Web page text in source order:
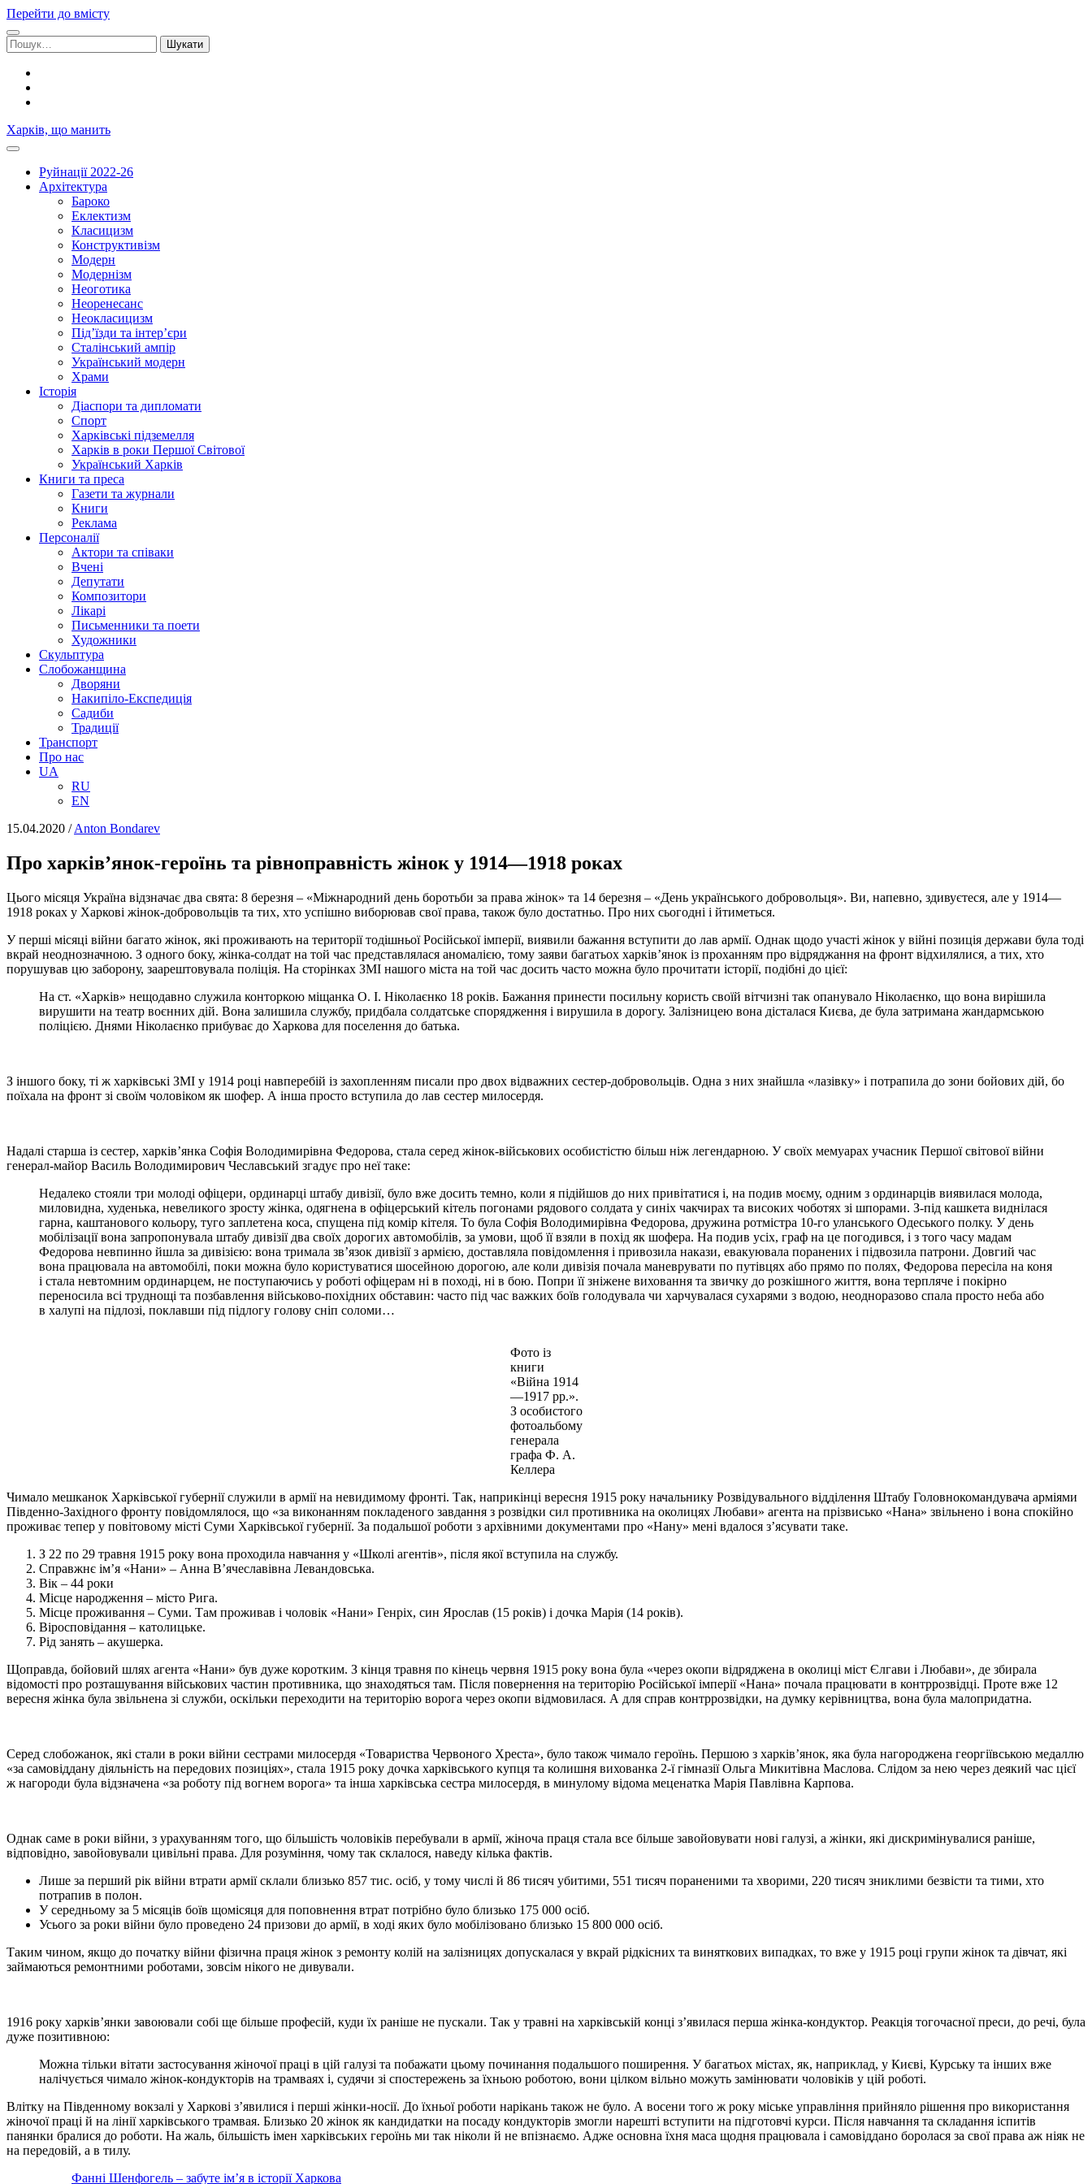
Перейти до вмісту
Шукати:
Харків, що манить
Руйнації 2022-26
Архітектура
Бароко
Еклектизм
Класицизм
Конструктивізм
Модерн
Модернізм
Неоготика
Неоренесанс
Неокласицизм
Під’їзди та інтер’єри
Сталінський ампір
Український модерн
Храми
Історія
Діаспори та дипломати
Спорт
Харківські підземелля
Харків в роки Першої Світової
Український Харків
Книги та преса
Газети та журнали
Книги
Реклама
Персоналії
Актори та співаки
Вчені
Депутати
Композитори
Лікарі
Письменники та поети
Художники
Скульптура
Слобожанщина
Дворяни
Накипіло-Експедиція
Садиби
Традиції
Транспорт
Про нас
UA
RU
EN
15.04.2020 /Anton Bondarev
Про харків’янок-героїнь та рівноправність жінок у 1914—1918 роках
Цього місяця Україна відзначає два свята: 8 березня – «Міжнародний день боротьби за права жінок» та 14 березня – «День українського добровольця». Ви, напевно, здивуєтеся, але у 1914—
1918 роках у Харкові жінок-добровольців та тих, хто успішно виборював свої права, також було достатньо. Про них сьогодні і йтиметься.
У перші місяці війни багато жінок, які проживають на території тодішньої Російської імперії, виявили бажання вступити до лав армії. Однак щодо участі жінок у війні позиція держави була тоді
вкрай неоднозначною. З одного боку, жінка-солдат на той час представлялася аномалією, тому заяви багатьох харків’янок із проханням про відряджання на фронт відхилялися, а тих, хто
порушував цю заборону, заарештовувала поліція. На сторінках ЗМІ нашого міста на той час досить часто можна було прочитати історії, подібні до цієї:
На ст. «Харків» нещодавно служила конторкою міщанка О. І. Ніколаєнко 18 років. Бажання принести посильну користь своїй вітчизні так опанувало Ніколаєнко, що вона вирішила
вирушити на театр воєнних дій. Вона залишила службу, придбала солдатське спорядження і вирушила в дорогу. Залізницею вона дісталася Києва, де була затримана жандармською
поліцією. Днями Ніколаєнко прибуває до Харкова для поселення до батька.
З іншого боку, ті ж харківські ЗМІ у 1914 році навперебій із захопленням писали про двох відважних сестер-добровольців. Одна з них знайшла «лазівку» і потрапила до зони бойових дій, бо
поїхала на фронт зі своїм чоловіком як шофер. А інша просто вступила до лав сестер милосердя.
Надалі старша із сестер, харків’янка Софія Володимирівна Федорова, стала серед жінок-військових особистістю більш ніж легендарною. У своїх мемуарах учасник Першої світової війни
генерал-майор Василь Володимирович Чеславський згадує про неї таке:
Недалеко стояли три молоді офіцери, ординарці штабу дивізії, було вже досить темно, коли я підійшов до них привітатися і, на подив моєму, одним з ординарців виявилася молода,
миловидна, худенька, невеликого зросту жінка, одягнена в офіцерський кітель погонами рядового солдата у синіх чакчирах та високих чоботях зі шпорами. З-під кашкета виднілася
гарна, каштанового кольору, туго заплетена коса, спущена під комір кітеля. То була Софія Володимирівна Федорова, дружина ротмістра 10-го уланського Одеського полку. У день
мобілізації вона запропонувала штабу дивізії два своїх дорогих автомобілів, за умови, щоб її взяли в похід як шофера. На подив усіх, граф на це погодився, і з того часу мадам
Федорова невпинно йшла за дивізією: вона тримала зв’язок дивізії з армією, доставляла повідомлення і привозила накази, евакуювала поранених і підвозила патрони. Довгий час
вона працювала на автомобілі, поки можна було користуватися шосейною дорогою, але коли дивізія почала маневрувати по путівцях або прямо по полях, Федорова пересіла на коня
і стала невтомним ординарцем, не поступаючись у роботі офіцерам ні в поході, ні в бою. Попри її зніжене виховання та звичку до розкішного життя, вона терпляче і покірно
переносила всі труднощі та позбавлення військово-похідних обставин: часто під час важких боїв голодувала чи харчувалася сухарями з водою, неодноразово спала просто неба або
в халупі на підлозі, поклавши під підлогу голову сніп соломи…
Фото із
книги
«Війна 1914
—1917 рр.».
З особистого
фотоальбому
генерала
графа Ф. А.
Келлера
Чимало мешканок Харківської губернії служили в армії на невидимому фронті. Так, наприкінці вересня 1915 року начальнику Розвідувального відділення Штабу Головнокомандувача арміями
Південно-Західного фронту повідомлялося, що «за виконанням покладеного завдання з розвідки сил противника на околицях Любави» агента на прізвисько «Нана» звільнено і вона спокійно
проживає тепер у повітовому місті Суми Харківської губернії. За подальшої роботи з архівними документами про «Нану» мені вдалося з’ясувати таке.
З 22 по 29 травня 1915 року вона проходила навчання у «Школі агентів», після якої вступила на службу.
Справжнє ім’я «Нани» – Анна В’ячеславівна Левандовська.
Вік – 44 роки
Місце народження – місто Рига.
Місце проживання – Суми. Там проживав і чоловік «Нани» Генріх, син Ярослав (15 років) і дочка Марія (14 років).
Віросповідання – католицьке.
Рід занять – акушерка.
Щоправда, бойовий шлях агента «Нани» був дуже коротким. З кінця травня по кінець червня 1915 року вона була «через окопи відряджена в околиці міст Єлгави і Любави», де збирала
відомості про розташування військових частин противника, що знаходяться там. Після повернення на територію Російської імперії «Нана» почала працювати в контррозвідці. Проте вже 12
вересня жінка була звільнена зі служби, оскільки переходити на територію ворога через окопи відмовилася. А для справ контррозвідки, на думку керівництва, вона була малопридатна.
Серед слобожанок, які стали в роки війни сестрами милосердя «Товариства Червоного Хреста», було також чимало героїнь. Першою з харків’янок, яка була нагороджена георгіївською медаллю
«за самовіддану діяльність на передових позиціях», стала 1915 року дочка харківського купця та колишня вихованка 2-ї гімназії Ольга Микитівна Маслова. Слідом за нею через деякий час цієї
ж нагороди була відзначена «за роботу під вогнем ворога» та інша харківська сестра милосердя, в минулому відома меценатка Марія Павлівна Карпова.
Однак саме в роки війни, з урахуванням того, що більшість чоловіків перебували в армії, жіноча праця стала все більше завойовувати нові галузі, а жінки, які дискримінувалися раніше,
відповідно, завойовували цивільні права. Для розуміння, чому так склалося, наведу кілька фактів.
Лише за перший рік війни втрати армії склали близько 857 тис. осіб, у тому числі й 86 тисяч убитими, 551 тисяч пораненими та хворими, 220 тисяч зниклими безвісти та тими, хто
потрапив в полон.
У середньому за 5 місяців боїв щомісяця для поповнення втрат потрібно було близько 175 000 осіб.
Усього за роки війни було проведено 24 призови до армії, в ході яких було мобілізовано близько 15 800 000 осіб.
Таким чином, якщо до початку війни фізична праця жінок з ремонту колій на залізницях допускалася у вкрай рідкісних та виняткових випадках, то вже у 1915 році групи жінок та дівчат, які
займаються ремонтними роботами, зовсім нікого не дивували.
1916 року харків’янки завоювали собі ще більше професій, куди їх раніше не пускали. Так у травні на харківській конці з’явилася перша жінка-кондуктор. Реакція тогочасної преси, до речі, була
дуже позитивною:
Можна тільки вітати застосування жіночої праці в цій галузі та побажати цьому починання подальшого поширення. У багатьох містах, як, наприклад, у Києві, Курську та інших вже
налічується чимало жінок-кондукторів на трамваях і, судячи зі спостережень за їхньою роботою, вони цілком вільно можуть замінювати чоловіків у цій роботі.
Влітку на Південному вокзалі у Харкові з’явилися і перші жінки-носії. До їхньої роботи нарікань також не було. А восени того ж року міське управління прийняло рішення про використання
жіночої праці й на лінії харківського трамвая. Близько 20 жінок як кандидатки на посаду кондукторів змогли нарешті вступити на підготовчі курси. Після навчання та складання іспитів
панянки бралися до роботи. На жаль, більшість імен харківських героїнь ми так ніколи й не впізнаємо. Адже основна їхня маса щодня працювала і самовіддано боролася за свої права аж ніяк не
на передовій, а в тилу.
Фанні Шенфогель – забуте ім’я в історії Харкова